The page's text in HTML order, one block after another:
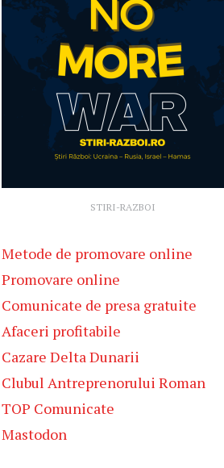
STIRI-RAZBOI
Metode de promovare online
Promovare online
Comunicate de presa gratuite
Afaceri profitabile
Cazare Delta Dunarii
Clubul Antreprenorului Roman
TOP Comunicate
Mastodon